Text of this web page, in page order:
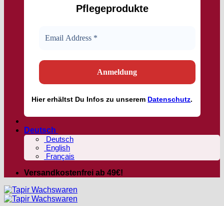
Pflegeprodukte
Hiererhältst Du Infos zu unserem Datenschutz.
Deutsch
Deutsch
English
Français
Versandkostenfrei ab 49€!